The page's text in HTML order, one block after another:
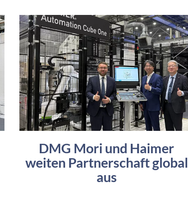
DMG Mori und Haimer
weiten Partnerschaft global
aus